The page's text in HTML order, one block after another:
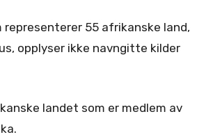
representerer 55 afrikanske land,
opplyser ikke navngitte kilder
landet som er medlem av